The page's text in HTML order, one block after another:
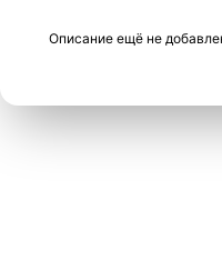
Описание ещё не